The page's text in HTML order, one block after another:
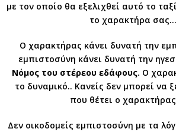
με τον οποίο θα εξελιχθεί αυτό το
το χαρακτήρα σας…
Ο χαρακτήρας κάνει δυνατή την
εμπιστοσύνη κάνει δυνατή την
Νόμος του στέρεου εδάφους. Ο
το δυναμικό.. Κανείς δεν μπορεί να
που θέτει ο
Δεν οικοδομείς εμπιστοσύνη με τα